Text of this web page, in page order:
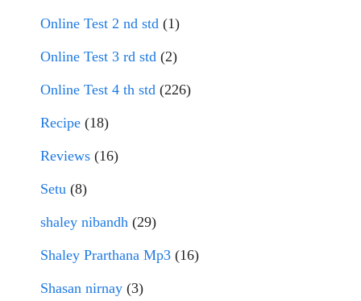
Online Test 2 nd std (1)
Online Test 3 rd std (2)
Online Test 4 th std (226)
Recipe (18)
Reviews (16)
Setu (8)
shaley nibandh (29)
Shaley Prarthana Mp3 (16)
Shasan nirnay (3)